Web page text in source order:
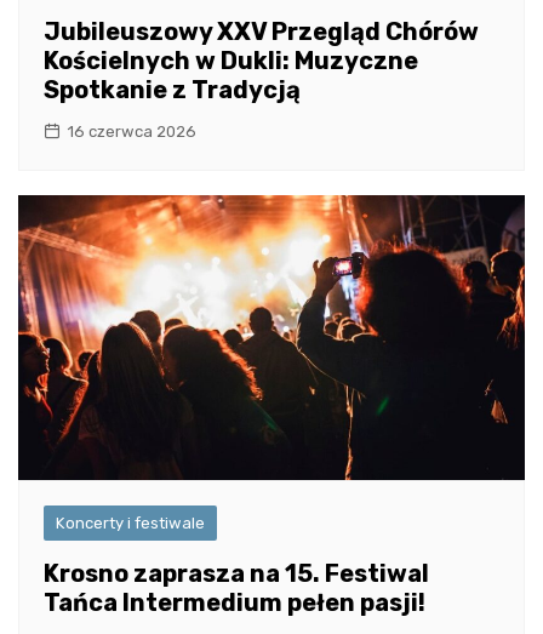
Jubileuszowy XXV Przegląd Chórów
Kościelnych w Dukli: Muzyczne
Spotkanie z Tradycją
16 czerwca 2026
Koncerty i festiwale
Krosno zaprasza na 15. Festiwal
Tańca Intermedium pełen pasji!